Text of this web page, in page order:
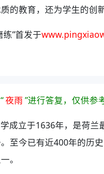
的教育，还为学生的创
练”首发于
夜雨 ”进行答复，仅供参考
成立于1636年，是荷
至今已有近400年的历
。